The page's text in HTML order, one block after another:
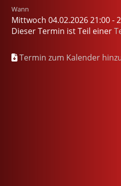
Wann
Mittwoch 04.02.2026 21:00 -
Dieser Termin ist Teil einer
Termin zum Kalender